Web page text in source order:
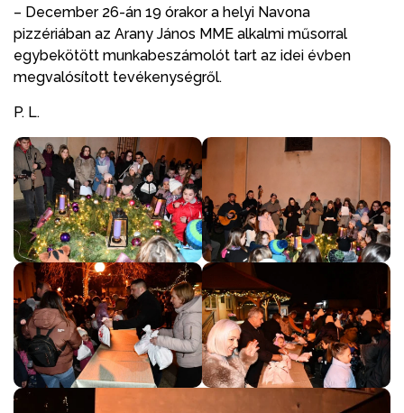
– December 26-án 19 órakor a helyi Navona
pizzériában az Arany János MME alkalmi műsorral
egybekötött munkabeszámolót tart az idei évben
megvalósított tevékenységről.
P. L.